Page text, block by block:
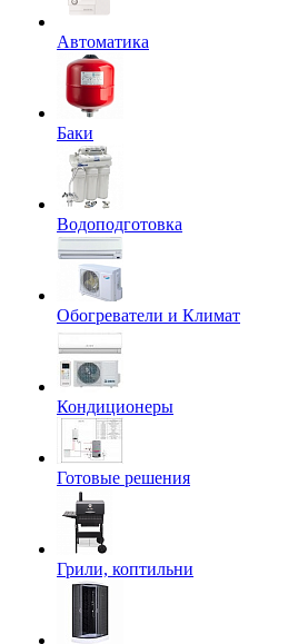
Автоматика
Баки
Водоподготовка
Обогреватели и Климат
Кондиционеры
Готовые решения
Грили, коптильни